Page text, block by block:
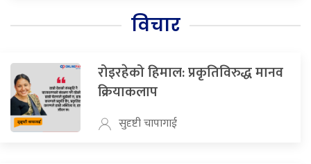
विचार
रोइरहेको हिमाल: प्रकृतिविरुद्ध मानव
क्रियाकलाप
सुदृष्टी चापागाई